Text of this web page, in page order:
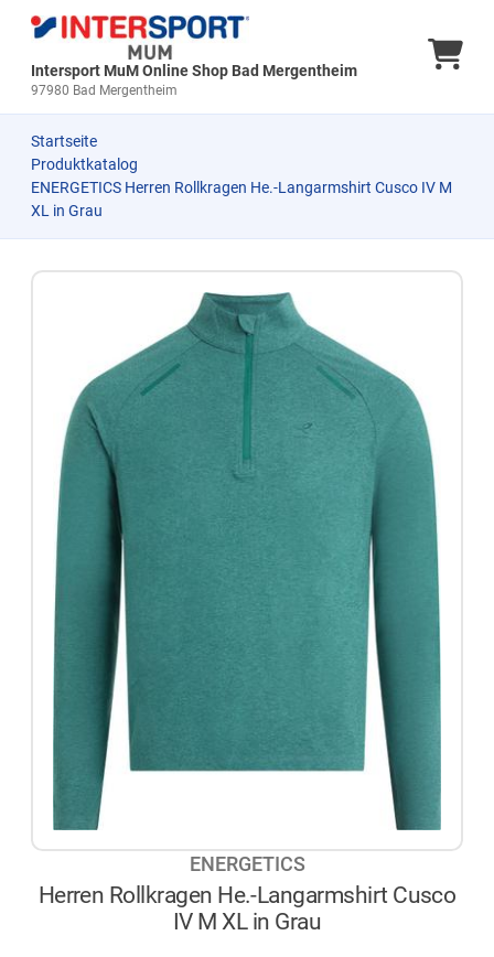
Intersport MuM Online Shop Bad Mergentheim
97980 Bad Mergentheim
Startseite
Produktkatalog
ENERGETICS Herren Rollkragen He.-Langarmshirt Cusco IV M
XL in Grau
ENERGETICS
Herren Rollkragen He.-Langarmshirt Cusco
IV M XL in Grau